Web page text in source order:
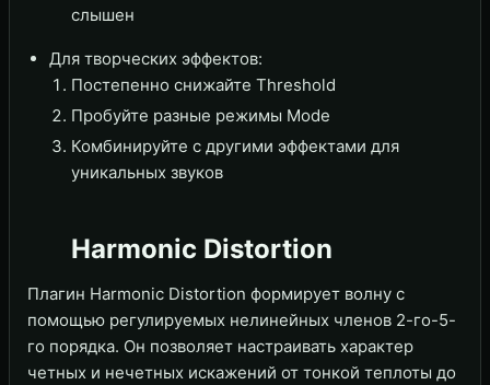
слышен
Для творческих эффектов:
Постепенно снижайте Threshold
Пробуйте разные режимы Mode
Комбинируйте с другими эффектами для
уникальных звуков
Harmonic Distortion
Плагин Harmonic Distortion формирует волну с
помощью регулируемых нелинейных членов 2-го-5-
го порядка. Он позволяет настраивать характер
четных и нечетных искажений от тонкой теплоты до